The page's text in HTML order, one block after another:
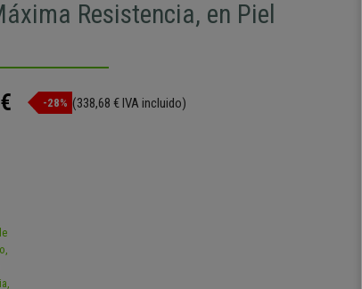
Resistencia, en Piel
-28% (338,68 € IVA incluido)